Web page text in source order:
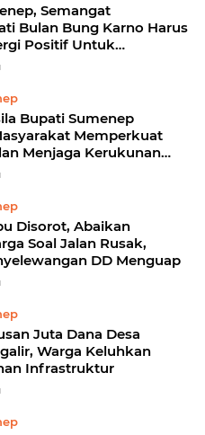
Semangat
Bulan Bung Karno Harus
Positif Untuk
Cinta Tanah Air
Bupati Sumenep
Memperkuat
Menjaga Kerukunan
Disorot, Abaikan
Soal Jalan Rusak,
Dugaan Penyelewangan DD Menguap
Infrastruktur